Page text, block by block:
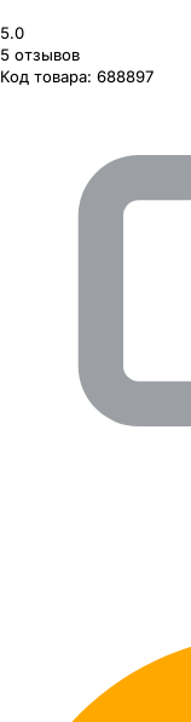
5.0
5 отзывов
Код товара: 688897